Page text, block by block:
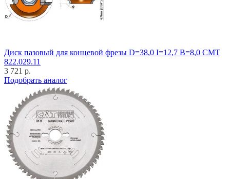
Диск пазовый для концевой фрезы D=38,0 I=12,7 B=8,0 CMT
822.029.11
3 721 р.
Подобрать аналог